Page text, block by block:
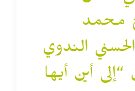
محمد
الحسني الندوي
“إلى أين أيها